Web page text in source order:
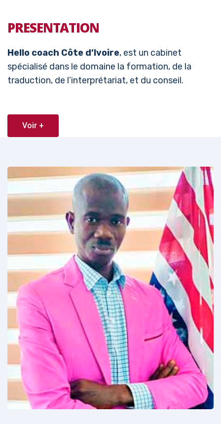
PRESENTATION
Hello coach Côte d’Ivoire, est un cabinet
spécialisé dans le domaine la formation, de la
traduction, de l’interprétariat, et du conseil.
Voir +